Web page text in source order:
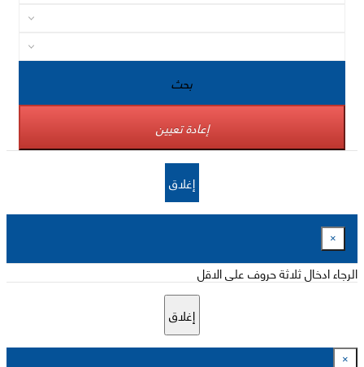
بحث
إعادة تعيين
إغلاق
×
الرجاء ادخال ثلاثة حروف على الاقل
إغلاق
×